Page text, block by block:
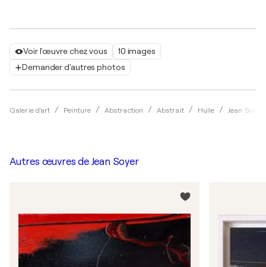
Voir l'œuvre chez vous
10 images
Demander d'autres photos
Galerie d'art Peinture Abstraction Abstrait Huile Jean Soyer
Autres œuvres de Jean Soyer